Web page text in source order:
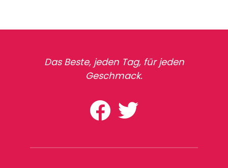
Das Beste, jeden Tag, für jeden
Geschmack.